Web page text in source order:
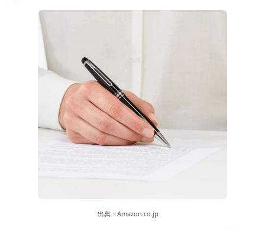
出典： Amazon.co.jp